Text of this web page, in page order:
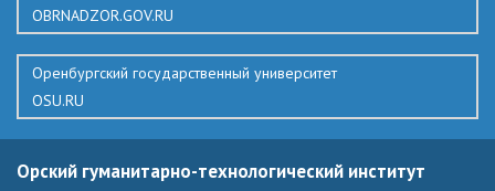
OBRNADZOR.GOV.RU
Оренбургский государственный университет
OSU.RU
Орский гуманитарно-технологический институт